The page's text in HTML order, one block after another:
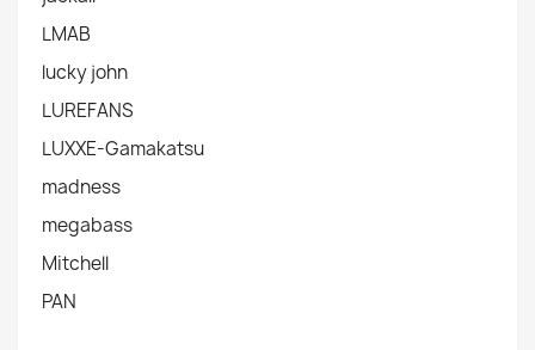
LMAB
lucky john
LUREFANS
LUXXE-Gamakatsu
madness
megabass
Mitchell
PAN